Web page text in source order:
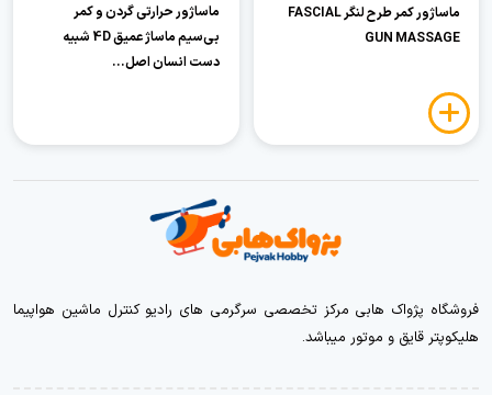
ماساژور کمر طرح لنگر FASCIAL
GUN MASSAGE
ماساژور حرارتی گردن و کمر
بی‌سیم ماساژ عمیق 4D شبیه
دست انسان اصل...
فروشگاه پژواک هابی مرکز تخصصی سرگرمی های رادیو کنترل ماشین هواپیما
هلیکوپتر قایق و موتور میباشد.